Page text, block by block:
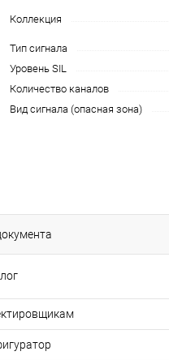
Коллекция
Тип сигнала
Уровень SIL
Количество каналов
Вид сигнала (опасная зона)